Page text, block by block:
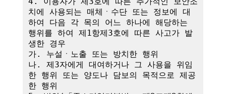
치에 사용되는 매체ㆍ수단 또는 정보에 대
하여 다음 각 목의 어느 하나에 해당하는
행위를 하여 제1항제3호에 따른 사고가 발
생한 경우
가. 누설ㆍ노출 또는 방치한 행위
나. 제3자에게 대여하거나 그 사용을 위임
한 행위 또는 양도나 담보의 목적으로 제공
한 행위